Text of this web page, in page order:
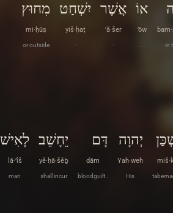
in
אוֹ
’ōw
. . .
אֲשֶׁר
’ă·šer
-
יִשְׁחַט
yiš·ḥaṭ
-
מִחוּץ
mi·ḥūṣ
or outside
יְהוָה
Yah·weh
His
דָּם
dām
bloodguilt .
יֵחָשֵׁב
yê·ḥā·šêḇ
shall incur
לָאִישׁ
lā·’îš
man